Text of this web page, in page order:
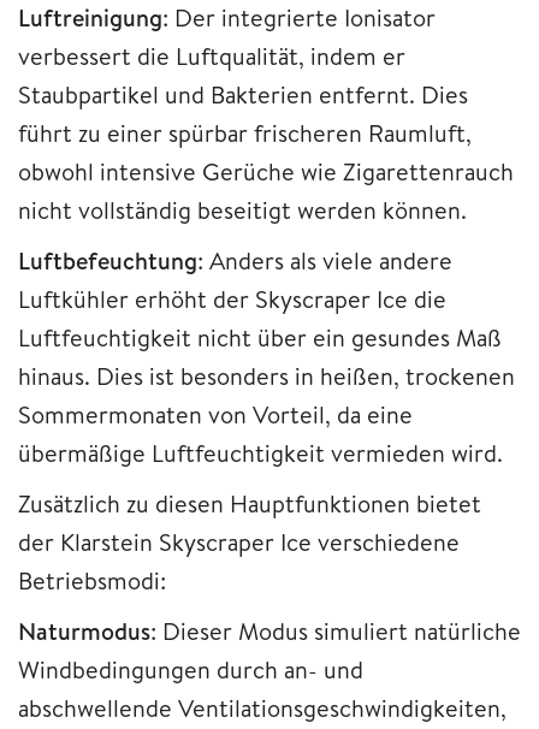
Luftreinigung: Der integrierte Ionisator
verbessert die Luftqualität, indem er
Staubpartikel und Bakterien entfernt. Dies
führt zu einer spürbar frischeren Raumluft,
obwohl intensive Gerüche wie Zigarettenrauch
nicht vollständig beseitigt werden können.
Luftbefeuchtung: Anders als viele andere
Luftkühler erhöht der Skyscraper Ice die
Luftfeuchtigkeit nicht über ein gesundes Maß
hinaus. Dies ist besonders in heißen, trockenen
Sommermonaten von Vorteil, da eine
übermäßige Luftfeuchtigkeit vermieden wird.
Zusätzlich zu diesen Hauptfunktionen bietet
der Klarstein Skyscraper Ice verschiedene
Betriebsmodi:
Naturmodus: Dieser Modus simuliert natürliche
Windbedingungen durch an- und
abschwellende Ventilationsgeschwindigkeiten,